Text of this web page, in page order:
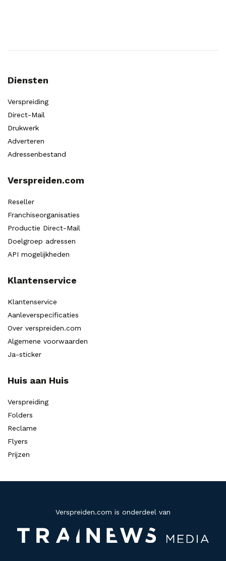
Diensten
Verspreiding
Direct-Mail
Drukwerk
Adverteren
Adressenbestand
Verspreiden.com
Reseller
Franchiseorganisaties
Productie Direct-Mail
Doelgroep adressen
API mogelijkheden
Klantenservice
Klantenservice
Aanleverspecificaties
Over verspreiden.com
Algemene voorwaarden
Ja-sticker
Huis aan Huis
Verspreiding
Folders
Reclame
Flyers
Prijzen
Verspreiden.com is onderdeel van